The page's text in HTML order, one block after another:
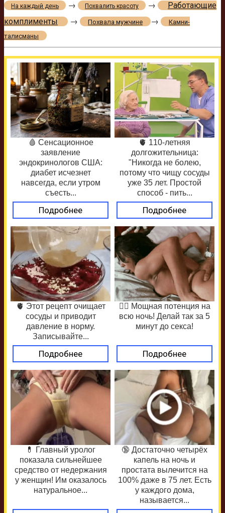
На каждый день → Похвалить красоту →
Работающие
комплименты
→ Похвала мужчине →
Камни-
талисманы
🩸 Сенсационное
заявление
эндокринологов США:
диабет исчезнет
навсегда, если утром
съесть...
Подробнее
🫀 110-летняя
долгожительница:
"Никогда не болею,
потому что чищу сосуды
уже 35 лет. Простой
способ - пить...
Подробнее
🫀 Этот рецепт очищает
сосуды и приводит
давление в норму.
Записывайте...
Подробнее
❤️‍🔥 Мощная потенция на
всю ночь! Делай так за 5
минут до секса!
Подробнее
💊 Главный уролог
показала сильнейшее
средство от недержания
у женщин! Им оказалось
натуральное...
🔞 Достаточно четырёх
капель на ночь и
простата вылечится на
100% даже в 75 лет. Есть
у каждого дома,
называется...